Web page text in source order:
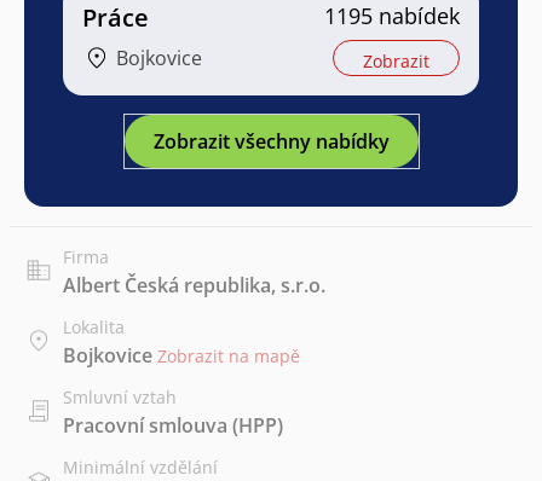
Práce
Bojkovice
1195 nabídek
Zobrazit
Zobrazit všechny nabídky
Firma
Albert Česká republika, s.r.o.
Lokalita
Bojkovice Zobrazit na mapě
Smluvní vztah
Pracovní smlouva (HPP)
Minimální vzdělání